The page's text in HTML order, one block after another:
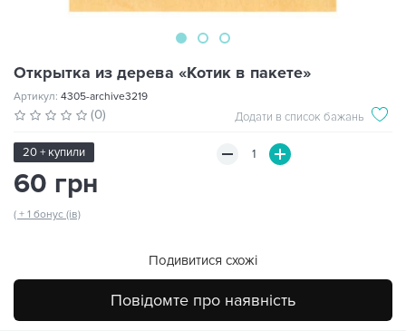
Открытка из дерева «Котик в пакете»
Артикул: 4305-archive3219
(0) Додати в список бажань
20 + купили
60 грн
( + 1 бонус (ів)
Подивитися схожі
Повідомте про наявність